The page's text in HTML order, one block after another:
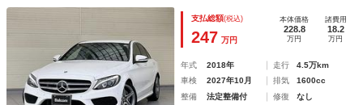
ティブブレーキアシスト ＰＲＥ－ＳＡＦＥ 被害軽減ブレー
キ付後方衝突警告 ブラインドスポットアシスト レーンキー
ピングアシスト
支払総額(税込)
247 万円
本体価格
228.8
万円
諸費用
18.2
万円
年式 2018年 走行
4.5万km
車検
2027年10月 排気
1600cc
整備
法定整備付 修復
なし